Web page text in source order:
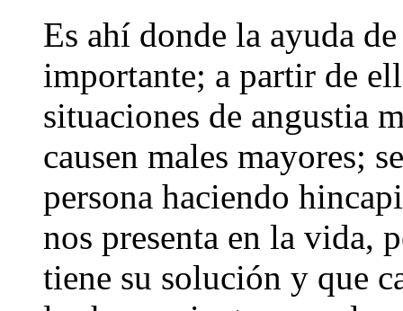
Es ahí donde la ayuda
importante; a partir de
situaciones de angustia
causen males mayores;
persona haciendo
nos presenta en la vida,
tiene su solución y que